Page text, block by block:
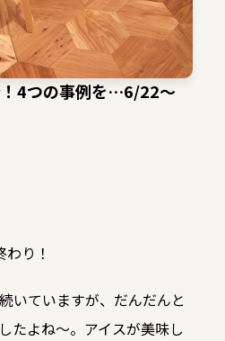
4つの事例を…6/22〜
り！
いていますが、だんだんと
たよね〜。アイスが美味し